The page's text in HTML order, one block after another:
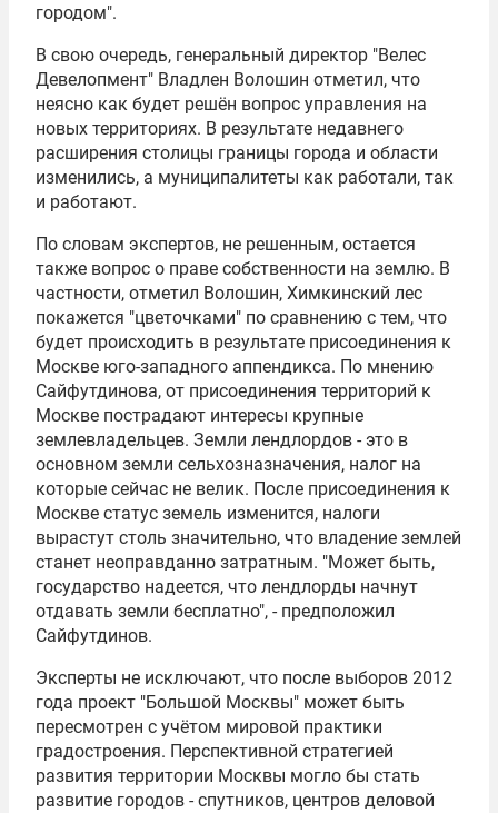
городом".
В свою очередь, генеральный директор "Велес
Девелопмент" Владлен Волошин отметил, что
неясно как будет решён вопрос управления на
новых территориях. В результате недавнего
расширения столицы границы города и области
изменились, а муниципалитеты как работали, так
и работают.
По словам экспертов, не решенным, остается
также вопрос о праве собственности на землю. В
частности, отметил Волошин, Химкинский лес
покажется "цветочками" по сравнению с тем, что
будет происходить в результате присоединения к
Москве юго-западного аппендикса. По мнению
Сайфутдинова, от присоединения территорий к
Москве пострадают интересы крупные
землевладельцев. Земли лендлордов - это в
основном земли сельхозназначения, налог на
которые сейчас не велик. После присоединения к
Москве статус земель изменится, налоги
вырастут столь значительно, что владение землей
станет неоправданно затратным. "Может быть,
государство надеется, что лендлорды начнут
отдавать земли бесплатно", - предположил
Сайфутдинов.
Эксперты не исключают, что после выборов 2012
года проект "Большой Москвы" может быть
пересмотрен с учётом мировой практики
градостроения. Перспективной стратегией
развития территории Москвы могло бы стать
развитие городов - спутников, центров деловой